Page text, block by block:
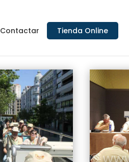
Contactar Tienda Online